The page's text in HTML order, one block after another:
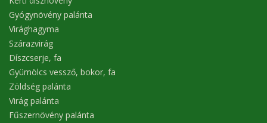
Gyógynövény palánta
Virághagyma
Szárazvirág
Díszcserje, fa
Gyümölcs vessző, bokor, fa
Zöldség palánta
Virág palánta
Fűszernövény palánta